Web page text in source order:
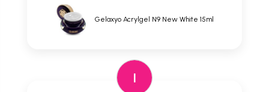
Gelaxyo Acrylgel N9 New White 15ml
I